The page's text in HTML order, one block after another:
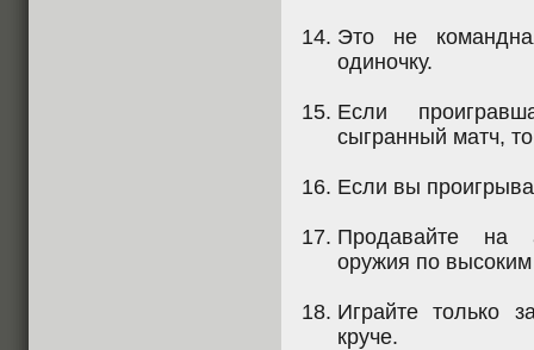
Это не
одиночку.
Если
сыгранный матч,
Если вы
Продавайте на
оружия по
Играйте только
круче.